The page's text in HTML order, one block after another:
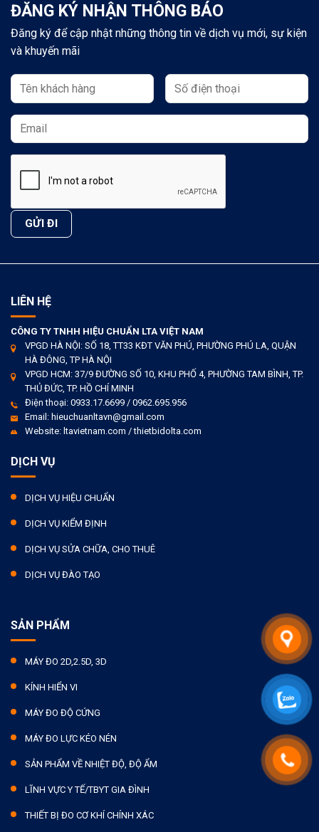
ĐĂNG KÝ NHẬN THÔNG BÁO
Đăng ký để cập nhật những thông tin về dịch vụ mới, sự kiện
và khuyến mãi
LIÊN HỆ
CÔNG TY TNHH HIỆU CHUẨN LTA VIỆT NAM
VPGD HÀ NỘI: SỐ 18, TT33 KĐT VĂN PHÚ, PHƯỜNG PHÚ LA, QUẬN
HÀ ĐÔNG, TP HÀ NỘI
VPGD HCM: 37/9 ĐƯỜNG SỐ 10, KHU PHỐ 4, PHƯỜNG TAM BÌNH, TP.
THỦ ĐỨC, TP. HỒ CHÍ MINH
Điện thoại: 0933.17.6699 / 0962.695.956
Email: hieuchuanltavn@gmail.com
Website: ltavietnam.com / thietbidolta.com
DỊCH VỤ
DỊCH VỤ HIỆU CHUẨN
DỊCH VỤ KIỂM ĐỊNH
DỊCH VỤ SỬA CHỮA, CHO THUÊ
DỊCH VỤ ĐÀO TẠO
SẢN PHẨM
MÁY ĐO 2D,2.5D, 3D
KÍNH HIỂN VI
MÁY ĐO ĐỘ CỨNG
MÁY ĐO LỰC KÉO NÉN
SẢN PHẨM VỀ NHIỆT ĐỘ, ĐỘ ẨM
LĨNH VỰC Y TẾ/TBYT GIA ĐÌNH
THIẾT BỊ ĐO CƠ KHÍ CHÍNH XÁC